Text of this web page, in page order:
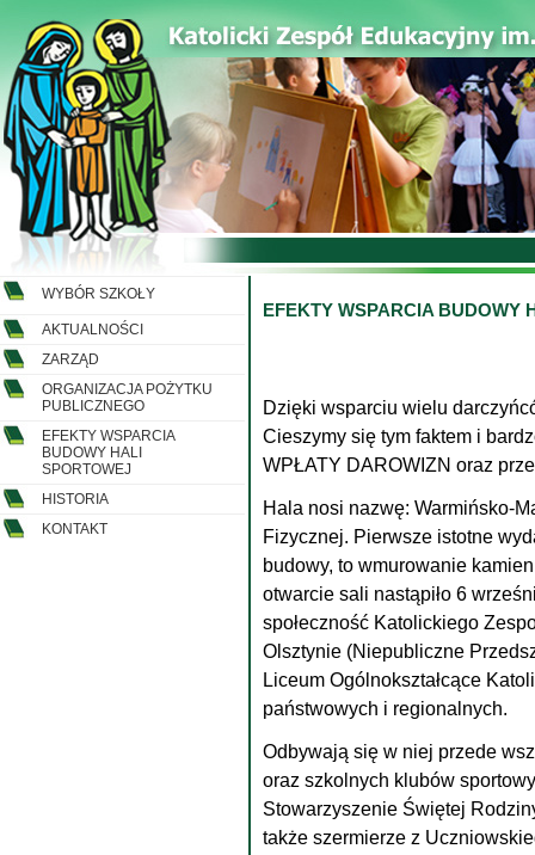
WYBÓR SZKOŁY
AKTUALNOŚCI
ZARZĄD
ORGANIZACJA POŻYTKU
PUBLICZNEGO
EFEKTY WSPARCIA
BUDOWY HALI
SPORTOWEJ
HISTORIA
KONTAKT
EFEKTY WSPARCIA BUDOWY
Dzięki wsparciu wielu
Cieszymy się tym faktem i
WPŁATY DAROWIZN oraz
Hala nosi nazwę: Warmińsko-
Fizycznej. Pierwsze istotne
budowy, to wmurowanie
otwarcie sali nastąpiło 6
społeczność Katolickiego
Olsztynie (Niepubliczne
Liceum Ogólnokształcące
państwowych i regionalnych.
Odbywają się w niej przede
oraz szkolnych klubów
Stowarzyszenie Świętej
także szermierze z